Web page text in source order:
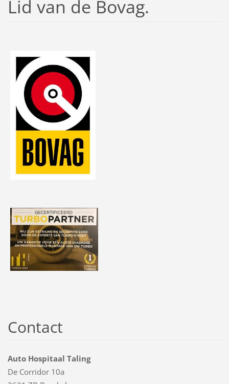
Lid van de Bovag.
Contact
Auto Hospitaal Taling
De Corridor 10a